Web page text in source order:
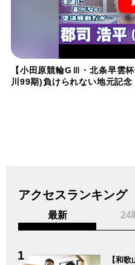
【小田原競輪GⅢ・北条早雲
川99期)負けられない地元記
アクセスランキング
最新 24
【和